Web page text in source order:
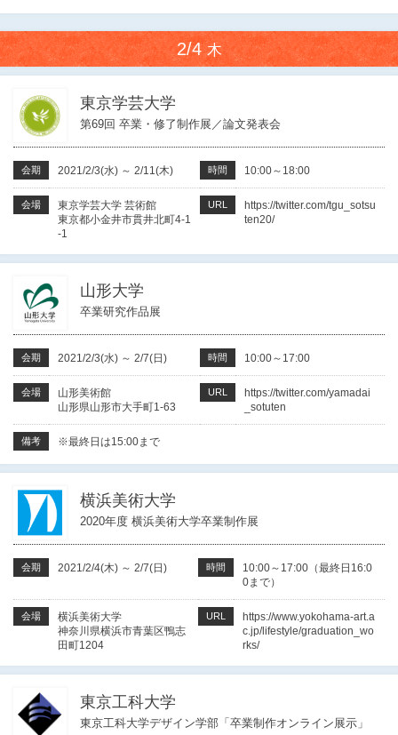
2/4木
東京学芸大学
第69回 卒業・修了制作展／論文発表会
会期 2021/2/3(水) ～ 2/11(木) 時間 10:00～18:00
会場
東京学芸大学 芸術館
東京都小金井市貫井北町4-1
-1
URL
https://twitter.com/tgu_sotsu
ten20/
山形大学
卒業研究作品展
会期 2021/2/3(水) ～ 2/7(日) 時間 10:00～17:00
会場
山形美術館
山形県山形市大手町1-63
URL
https://twitter.com/yamadai
_sotuten
備考 ※最終日は15:00まで
横浜美術大学
2020年度 横浜美術大学卒業制作展
会期 2021/2/4(木) ～ 2/7(日) 時間
10:00～17:00（最終日16:0
0まで）
会場
横浜美術大学
神奈川県横浜市青葉区鴨志
田町1204
URL
https://www.yokohama-art.a
c.jp/lifestyle/graduation_wo
rks/
東京工科大学
東京工科大学デザイン学部「卒業制作オンライン展示」